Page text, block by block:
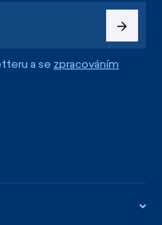
a se zpracováním